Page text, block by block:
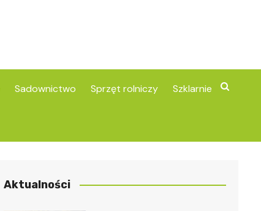
Sadownictwo Sprzęt rolniczy Szklarnie
Aktualności